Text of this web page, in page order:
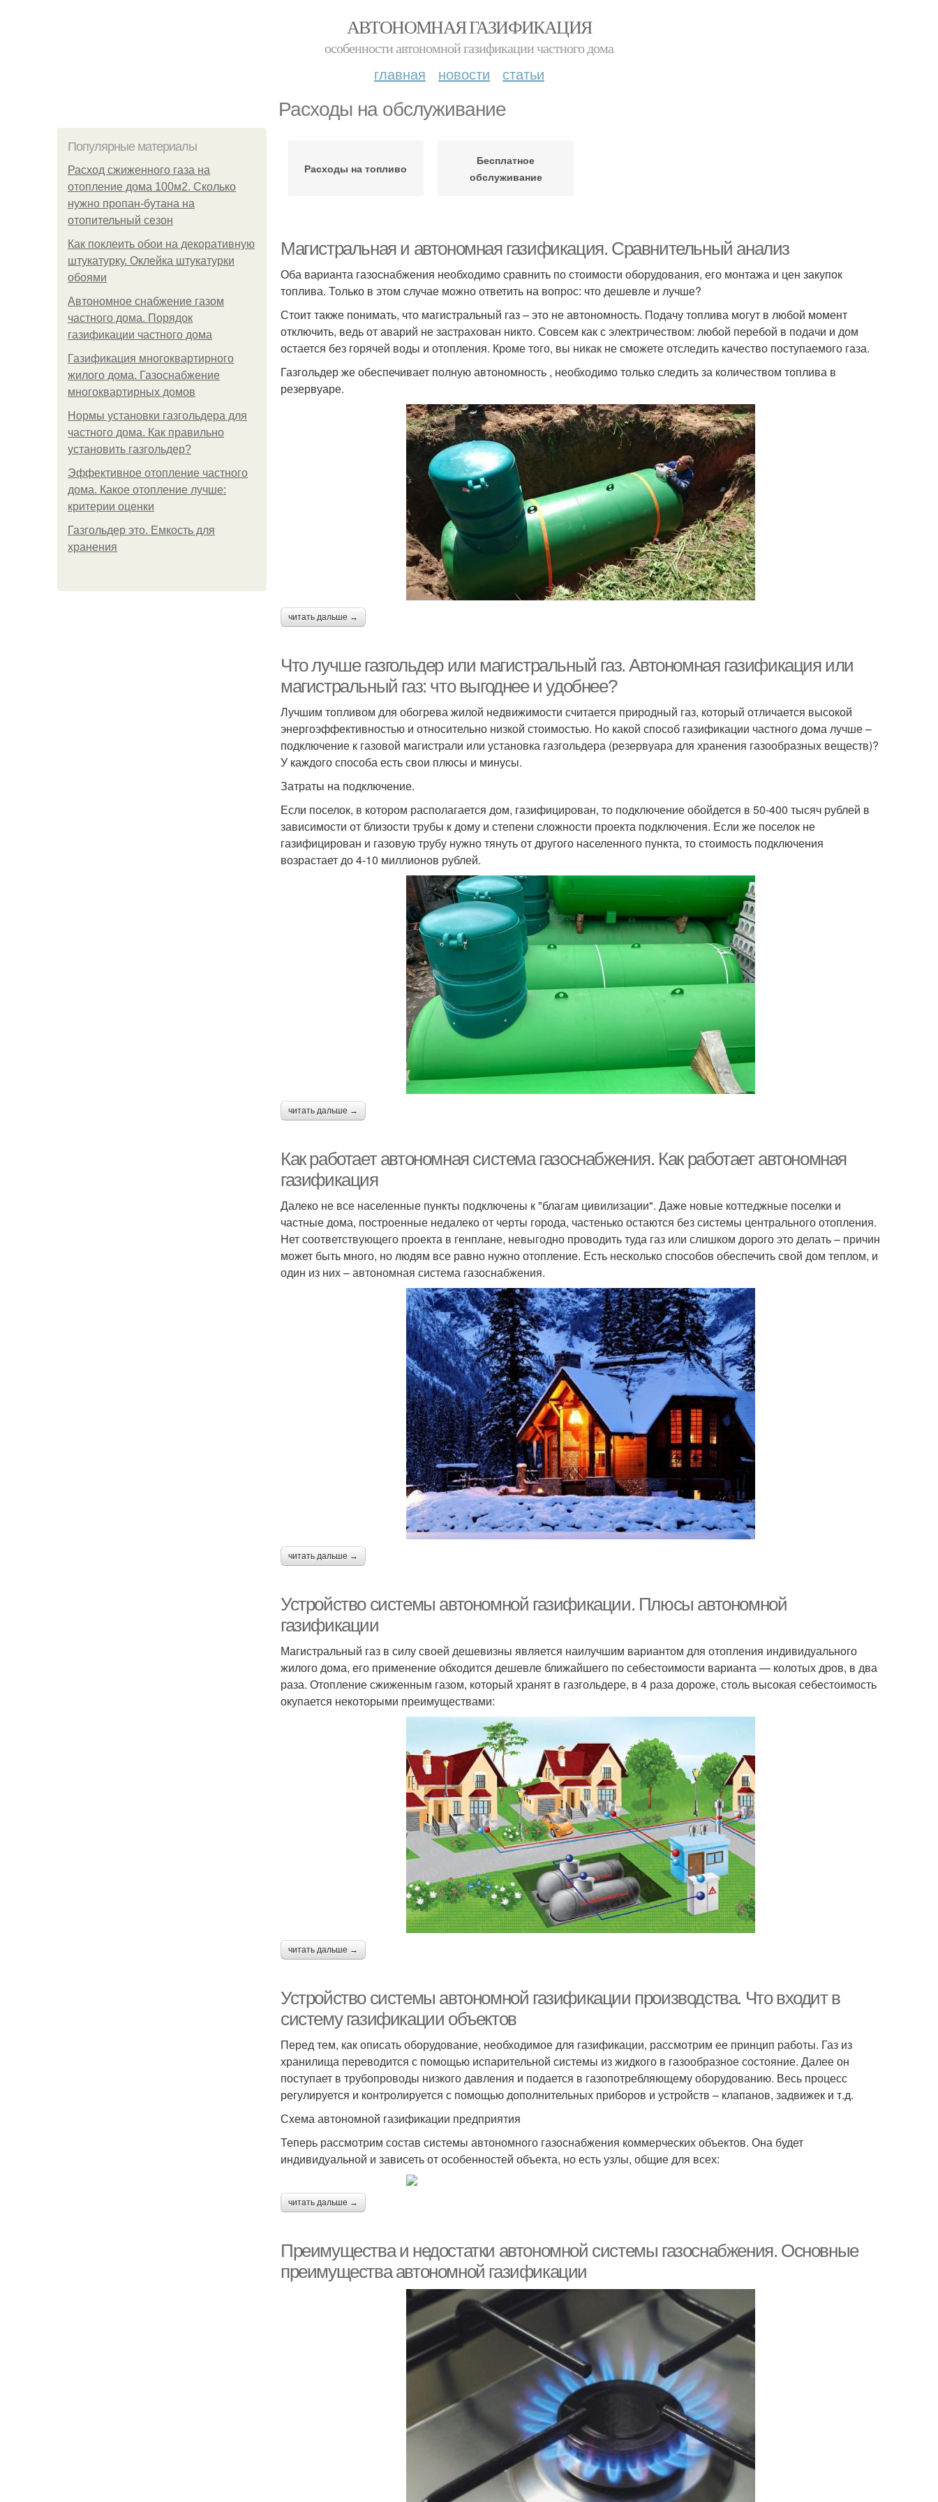
АВТОНОМНАЯ ГАЗИФИКАЦИЯ
особенности автономной газификации частного дома
главная новости статьи
Расходы на обслуживание
Популярные материалы
Расход сжиженного газа на
отопление дома 100м2. Сколько
нужно пропан-бутана на
отопительный сезон
Как поклеить обои на декоративную
штукатурку. Оклейка штукатурки
обоями
Автономное снабжение газом
частного дома. Порядок
газификации частного дома
Газификация многоквартирного
жилого дома. Газоснабжение
многоквартирных домов
Нормы установки газгольдера для
частного дома. Как правильно
установить газгольдер?
Эффективное отопление частного
дома. Какое отопление лучше:
критерии оценки
Газгольдер это. Емкость для
хранения
Расходы на топливо
Бесплатное
обслуживание
Магистральная и автономная газификация. Сравнительный анализ
Оба варианта газоснабжения необходимо сравнить по стоимости оборудования, его монтажа и цен закупок
топлива. Только в этом случае можно ответить на вопрос: что дешевле и лучше?
Стоит также понимать, что магистральный газ – это не автономность. Подачу топлива могут в любой момент
отключить, ведь от аварий не застрахован никто. Совсем как с электричеством: любой перебой в подачи и дом
остается без горячей воды и отопления. Кроме того, вы никак не сможете отследить качество поступаемого газа.
Газгольдер же обеспечивает полную автономность , необходимо только следить за количеством топлива в
резервуаре.
читать дальше →
Что лучше газгольдер или магистральный газ. Автономная газификация или
магистральный газ: что выгоднее и удобнее?
Лучшим топливом для обогрева жилой недвижимости считается природный газ, который отличается высокой
энергоэффективностью и относительно низкой стоимостью. Но какой способ газификации частного дома лучше –
подключение к газовой магистрали или установка газгольдера (резервуара для хранения газообразных веществ)?
У каждого способа есть свои плюсы и минусы.
Затраты на подключение.
Если поселок, в котором располагается дом, газифицирован, то подключение обойдется в 50-400 тысяч рублей в
зависимости от близости трубы к дому и степени сложности проекта подключения. Если же поселок не
газифицирован и газовую трубу нужно тянуть от другого населенного пункта, то стоимость подключения
возрастает до 4-10 миллионов рублей.
читать дальше →
Как работает автономная система газоснабжения. Как работает автономная
газификация
Далеко не все населенные пункты подключены к "благам цивилизации". Даже новые коттеджные поселки и
частные дома, построенные недалеко от черты города, частенько остаются без системы центрального отопления.
Нет соответствующего проекта в генплане, невыгодно проводить туда газ или слишком дорого это делать – причин
может быть много, но людям все равно нужно отопление. Есть несколько способов обеспечить свой дом теплом, и
один из них – автономная система газоснабжения.
читать дальше →
Устройство системы автономной газификации. Плюсы автономной
газификации
Магистральный газ в силу своей дешевизны является наилучшим вариантом для отопления индивидуального
жилого дома, его применение обходится дешевле ближайшего по себестоимости варианта — колотых дров, в два
раза. Отопление сжиженным газом, который хранят в газгольдере, в 4 раза дороже, столь высокая себестоимость
окупается некоторыми преимуществами:
читать дальше →
Устройство системы автономной газификации производства. Что входит в
систему газификации объектов
Перед тем, как описать оборудование, необходимое для газификации, рассмотрим ее принцип работы. Газ из
хранилища переводится с помощью испарительной системы из жидкого в газообразное состояние. Далее он
поступает в трубопроводы низкого давления и подается в газопотребляющему оборудованию. Весь процесс
регулируется и контролируется с помощью дополнительных приборов и устройств – клапанов, задвижек и т.д.
Схема автономной газификации предприятия
Теперь рассмотрим состав системы автономного газоснабжения коммерческих объектов. Она будет
индивидуальной и зависеть от особенностей объекта, но есть узлы, общие для всех:
читать дальше →
Преимущества и недостатки автономной системы газоснабжения. Основные
преимущества автономной газификации